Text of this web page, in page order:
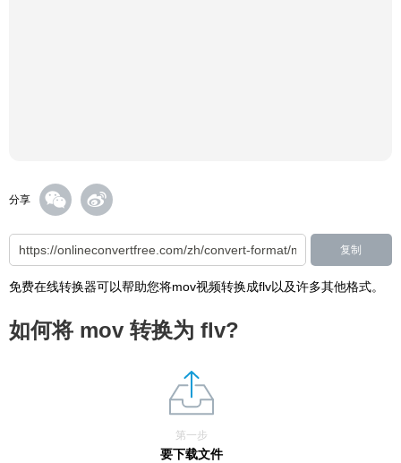
分享
复制
免费在线转换器可以帮助您将mov视频转换成flv以及许多其他格式。
如何将 mov 转换为 flv?
第一步
要下载文件